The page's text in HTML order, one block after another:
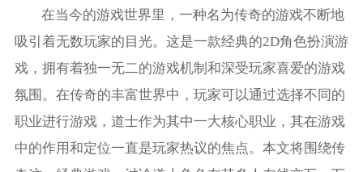
在当今的游戏世界里，一种名为传奇的游戏不断地
吸引着无数玩家的目光。这是一款经典的2D角色扮演游
戏，拥有着独一无二的游戏机制和深受玩家喜爱的游戏
氛围。在传奇的丰富世界中，玩家可以通过选择不同的
职业进行游戏，道士作为其中一大核心职业，其在游戏
中的作用和定位一直是玩家热议的焦点。本文将围绕传